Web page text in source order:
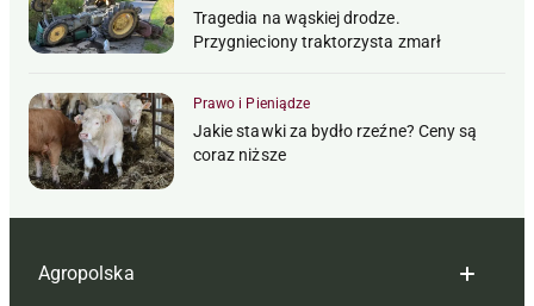
Tragedia na wąskiej drodze.
Przygnieciony traktorzysta zmarł
Prawo i Pieniądze
Jakie stawki za bydło rzeźne? Ceny są
coraz niższe
Agropolska